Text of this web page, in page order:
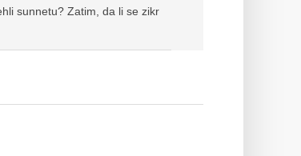
sunnetu? Zatim, da li se zikr